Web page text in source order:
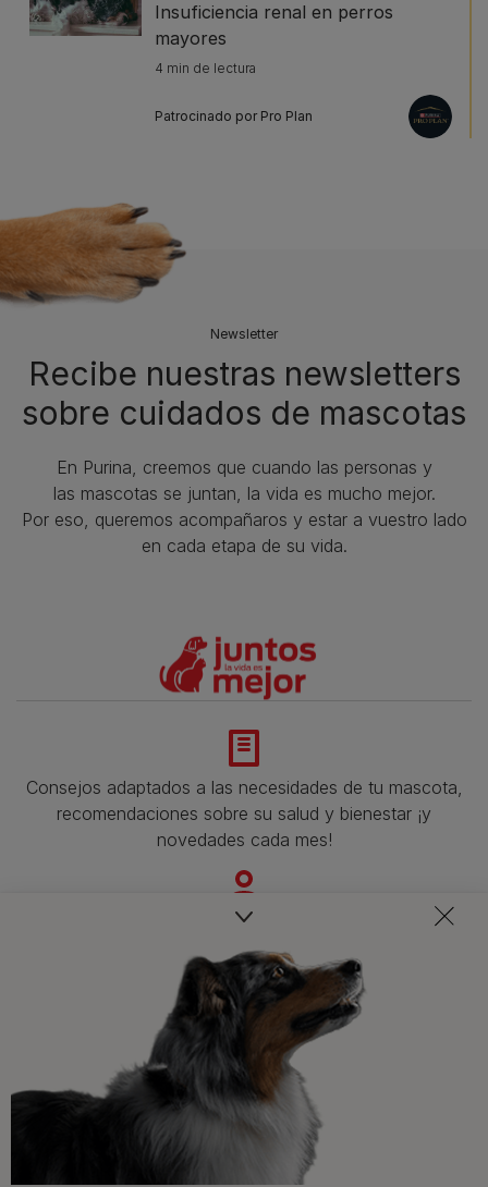
Insuficiencia renal en perros
mayores
4 min de lectura
Patrocinado por Pro Plan
Newsletter
Recibe nuestras newsletters
sobre cuidados de mascotas​
En Purina, creemos que cuando las personas y
las mascotas se juntan, la vida es mucho mejor.
Por eso, queremos acompañaros y estar a vuestro lado
en cada etapa de su vida.​
Consejos adaptados a las necesidades de tu mascota,
recomendaciones sobre su salud y bienestar ¡y
novedades cada mes!
Veterinarios, nutricionistas y expertos en perros y gatos
para resolver todas tus dudas.​
Promociones, concursos, descuentos y ofertas de
todas nuestras marcas.​
¡No te lo pierdas, únete a Purina y empieza
a disfrutar ya de las ventajas!​